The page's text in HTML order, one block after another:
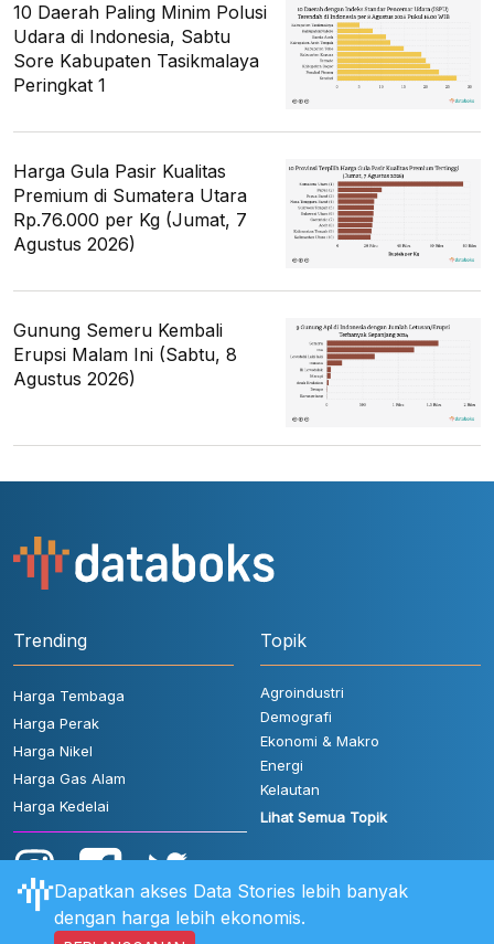
10 Daerah Paling Minim Polusi
Udara di Indonesia, Sabtu
Sore Kabupaten Tasikmalaya
Peringkat 1
Harga Gula Pasir Kualitas
Premium di Sumatera Utara
Rp.76.000 per Kg (Jumat, 7
Agustus 2026)
Gunung Semeru Kembali
Erupsi Malam Ini (Sabtu, 8
Agustus 2026)
Trending
Harga Tembaga
Harga Perak
Harga Nikel
Harga Gas Alam
Harga Kedelai
Topik
Agroindustri
Demografi
Ekonomi & Makro
Energi
Kelautan
Lihat Semua Topik
Dapatkan akses Data Stories lebih banyak
dengan harga lebih ekonomis.